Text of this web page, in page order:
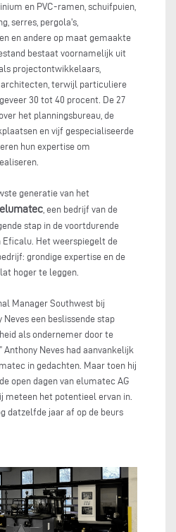
en PVC-ramen, schuifpuien,
serres, pergola's,
en andere op maat gemaakte
bestaat voornamelijk uit
projectontwikkelaars,
terwijl particuliere
30 tot 40 procent. De 27
het planningsbureau, de
en vijf gespecialiseerde
hun expertise om
generatie van het
elumatec , een bedrijf van de
stap in de voortdurende
Het weerspiegelt de
grondige expertise en de
hoger te leggen.
Manager Southwest bij
een beslissende stap
als ondernemer door te
Anthony Neves had aanvankelijk
in gedachten. Maar toen hij
open dagen van elumatec AG
meteen het potentieel ervan in.
datzelfde jaar af op de beurs